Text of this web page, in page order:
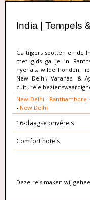
India | Tempels
Ga tijgers spotten en de
met gids ga je in
hyena's, wilde honden,
New Delhi, Varanasi &
culturele
New Delhi - Ranthambore -
- New Delhi
16-daagse privéreis
Comfort hotels
Deze reis maken wij